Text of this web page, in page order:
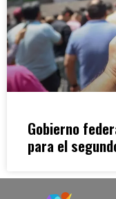
Gobierno
para el